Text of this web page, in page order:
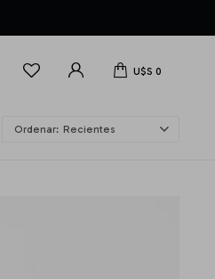
U$S 0
Recientes